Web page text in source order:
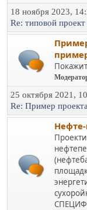
18 ноября 2023,
Re: типовой
25 октября 2021,
Re: Пример
Нефте-